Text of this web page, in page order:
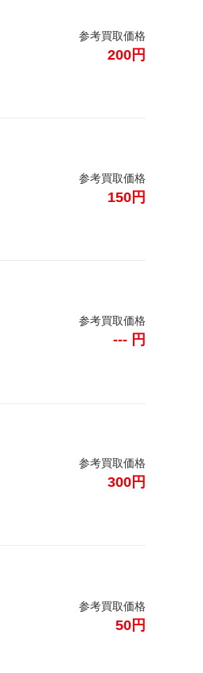
参考買取価格
200円
参考買取価格
150円
参考買取価格
--- 円
参考買取価格
300円
参考買取価格
50円